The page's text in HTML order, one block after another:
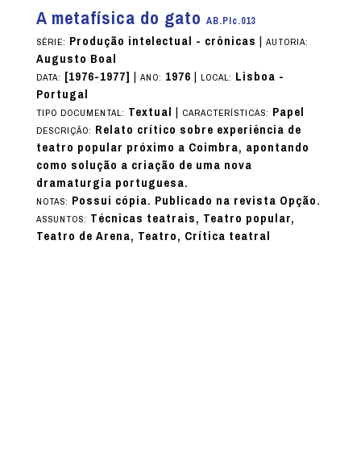
A metafísica do gato AB.PIc.013
SÉRIE: Produção intelectual - crônicas | AUTORIA:
Augusto Boal
DATA: [1976-1977] | ANO: 1976| LOCAL: Lisboa -
Portugal
TIPO DOCUMENTAL: Textual | CARACTERÍSTICAS: Papel
DESCRIÇÃO: Relato crítico sobre experiência de
teatro popular próximo a Coimbra, apontando
como solução a criação de uma nova
dramaturgia portuguesa.
NOTAS: Possui cópia. Publicado na revista Opção.
ASSUNTOS: Técnicas teatrais, Teatro popular,
Teatro de Arena, Teatro, Crítica teatral